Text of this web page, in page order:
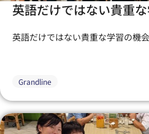
英語だけではない貴重
英語だけではない貴重な学習の機会
Grandline